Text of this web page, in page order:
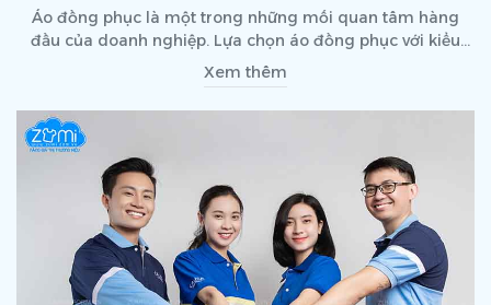
Áo đồng phục là một trong những mối quan tâm hàng
đầu của doanh nghiệp. Lựa chọn áo đồng phục với kiểu
dáng thế nào, chất liệu ra sao cần suy xét để có thể nhận
được sản phẩm ưng ý, đúng với yêu cầu. Vậy may áo đồng
phục đẹp ở đâu? Cùng tìm hiểu qua bài viết dưới đây bạn
Xem thêm